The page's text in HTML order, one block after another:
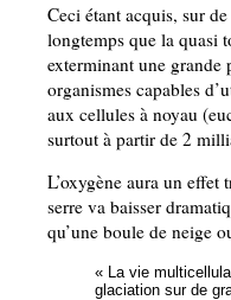
Ceci étant acquis, sur
longtemps que la quasi
exterminant une grande
organismes capables
aux cellules à noyau
surtout à partir de 2
L’oxygène aura un effet
serre va baisser
qu’une boule de neige
« La vie
glaciation sur de